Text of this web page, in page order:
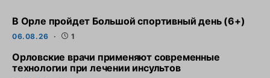
В Орле пройдет Большой спортивный день (6+)
06.08.26 1
Орловские врачи применяют современные
технологии при лечении инсультов